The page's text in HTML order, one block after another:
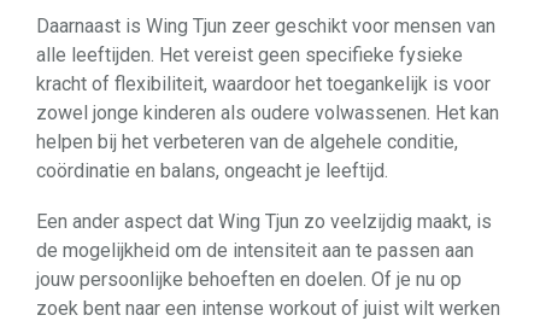
Daarnaast is Wing Tjun zeer geschikt voor mensen van
alle leeftijden. Het vereist geen specifieke fysieke
kracht of flexibiliteit, waardoor het toegankelijk is voor
zowel jonge kinderen als oudere volwassenen. Het kan
helpen bij het verbeteren van de algehele conditie,
coördinatie en balans, ongeacht je leeftijd.
Een ander aspect dat Wing Tjun zo veelzijdig maakt, is
de mogelijkheid om de intensiteit aan te passen aan
jouw persoonlijke behoeften en doelen. Of je nu op
zoek bent naar een intense workout of juist wilt werken